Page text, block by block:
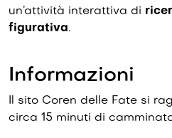
un’attività interattiva di
figurativa.
Informazioni
Il sito Coren delle Fate si
circa 15 minuti di